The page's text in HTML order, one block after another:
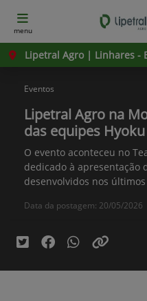
menu
Lipetral Agro | Linhares -
Eventos
Lipetral Agro na
das equipes
O evento aconteceu no
dedicado à apresentação
desenvolvidos nos últimos
Data da postagem: 20/05/2026